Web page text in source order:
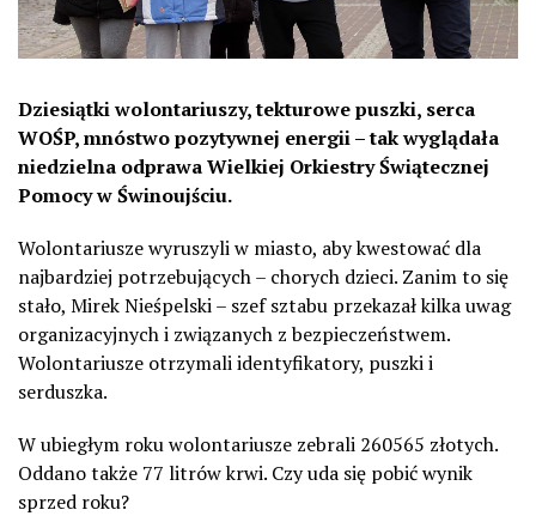
Dziesiątki wolontariuszy, tekturowe puszki, serca
WOŚP, mnóstwo pozytywnej energii – tak wyglądała
niedzielna odprawa Wielkiej Orkiestry Świątecznej
Pomocy w Świnoujściu.
Wolontariusze wyruszyli w miasto, aby kwestować dla
najbardziej potrzebujących – chorych dzieci. Zanim to się
stało, Mirek Nieśpelski – szef sztabu przekazał kilka uwag
organizacyjnych i związanych z bezpieczeństwem.
Wolontariusze otrzymali identyfikatory, puszki i
serduszka.
W ubiegłym roku wolontariusze zebrali 260565 złotych.
Oddano także 77 litrów krwi. Czy uda się pobić wynik
sprzed roku?